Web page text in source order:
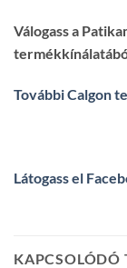
Válogass a
További Calgon
Látogass el
KAPCSOLÓDÓ